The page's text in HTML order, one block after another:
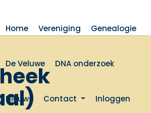
Home Vereniging Genealogie
De Veluwe DNA onderzoek
Nieuws Contact Inloggen